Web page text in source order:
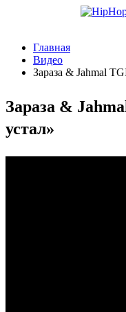
Главная
Видео
Зараза & Jahmal
Зараза &
устал»